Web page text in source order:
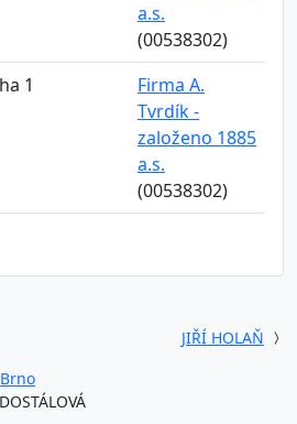
a.s.
(00538302)
1
Firma A.
Tvrdík -
založeno 1885
a.s.
(00538302)
JIŘÍ HOLAŇ
Brno